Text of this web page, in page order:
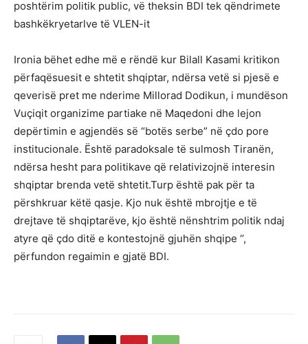
poshtërim politik public, vë theksin BDI tek qëndrimete
bashkëkryetarlve të VLEN-it
Ironia bëhet edhe më e rëndë kur Bilall Kasami kritikon
përfaqësuesit e shtetit shqiptar, ndërsa vetë si pjesë e
qeverisë pret me nderime Millorad Dodikun, i mundëson
Vuçiqit organizime partiake në Maqedoni dhe lejon
depërtimin e agjendës së “botës serbe” në çdo pore
institucionale. Është paradoksale të sulmosh Tiranën,
ndërsa hesht para politikave që relativizojnë interesin
shqiptar brenda vetë shtetit.Turp është pak për ta
përshkruar këtë qasje. Kjo nuk është mbrojtje e të
drejtave të shqiptarëve, kjo është nënshtrim politik ndaj
atyre që çdo ditë e kontestojnë gjuhën shqipe ‘’,
përfundon regaimin e gjatë BDI.